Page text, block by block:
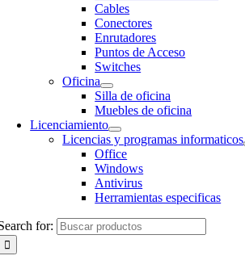
Cables
Conectores
Enrutadores
Puntos de Acceso
Switches
Oficina
Silla de oficina
Muebles de oficina
Licenciamiento
Licencias y programas informaticos
Office
Windows
Antivirus
Herramientas especificas
for: